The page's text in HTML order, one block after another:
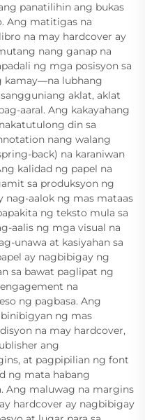
panatilihin ang bukas
Ang matitigas na
na may hardcover ay
nang ganap na
ng mga posisyon sa
kamay—na lubhang
aklat, aklat
aaral. Ang kakayahang
din sa
nang walang
back) na karaniwan
kalidad ng papel na
sa produksyon ng
aalok ng mas mataas
ng teksto mula sa
aalis ng mga visual na
unawa at kasiyahan sa
ay nagbibigay ng
sa bawat paglipat ng
na
ng pagbasa. Ang
ng mas
na may hardcover,
ang
at pagpipilian ng font
ng mata habang
Ang maluwag na margins
hardcover ay nagbibigay